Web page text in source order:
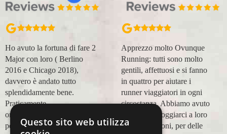
Ho avuto la fortuna di fare 2
Major con loro ( Berlino
2016 e Chicago 2018),
davvero è andato tutto
splendidamente bene.
Praticamente
organizzazione
perfetta,dalla
Apprezzo molto Ovunque
Running: tutti sono molto
gentili, affettuosi e si fanno
in quattro per aiutare i
runner viaggiatori in ogni
circostanza. Abbiamo avuto
modo di appoggiarci a loro
in più occasioni, per delle
Questo sito web utilizza